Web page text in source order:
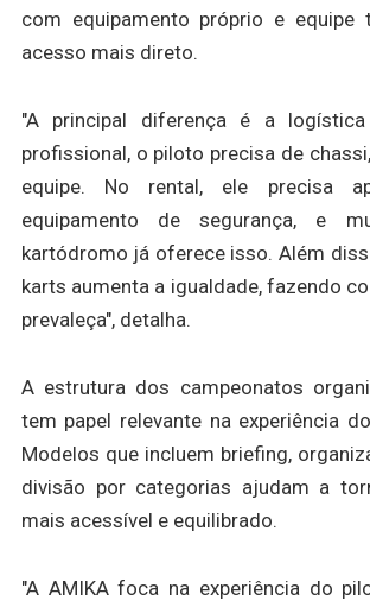
com equipamento próprio e equipe
acesso mais direto.
"A principal diferença é a
profissional, o piloto precisa de
equipe. No rental, ele precisa
equipamento de segurança, e
kartódromo já oferece isso. Além
karts aumenta a igualdade, fazendo
prevaleça", detalha.
A estrutura dos campeonatos
tem papel relevante na experiência
Modelos que incluem briefing,
divisão por categorias ajudam a
mais acessível e equilibrado.
"A AMIKA foca na experiência do